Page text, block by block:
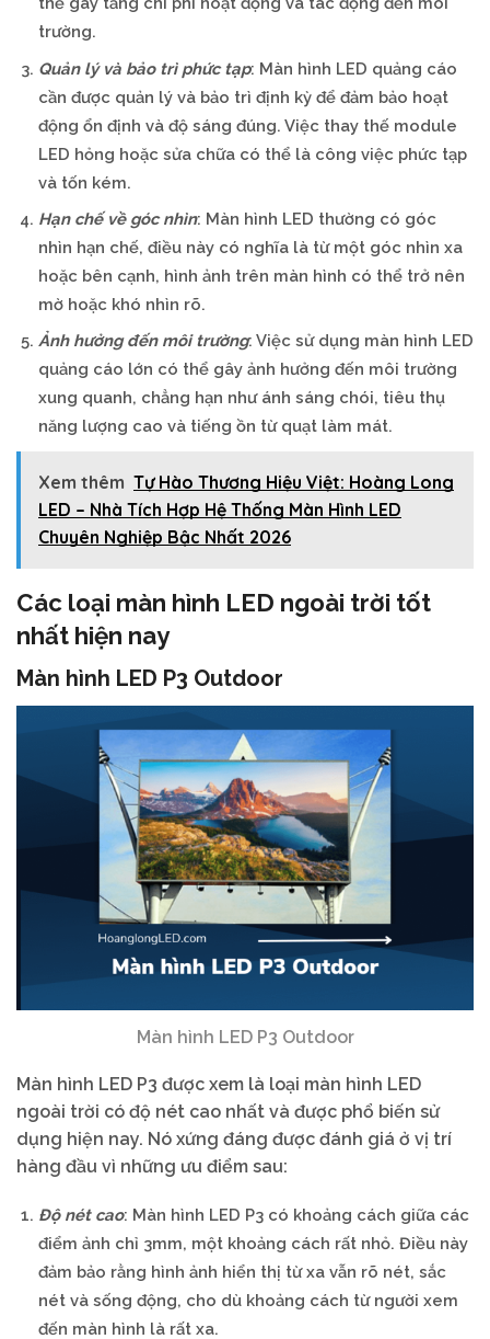
trường.
Quản lý và bảo trì phức tạp: Màn hình LED quảng cáo
cần được quản lý và bảo trì định kỳ để đảm bảo hoạt
động ổn định và độ sáng đúng. Việc thay thế module
LED hỏng hoặc sửa chữa có thể là công việc phức tạp
và tốn kém.
Hạn chế về góc nhìn: Màn hình LED thường có góc
nhìn hạn chế, điều này có nghĩa là từ một góc nhìn xa
hoặc bên cạnh, hình ảnh trên màn hình có thể trở nên
mờ hoặc khó nhìn rõ.
Ảnh hưởng đến môi trường: Việc sử dụng màn hình LED
quảng cáo lớn có thể gây ảnh hưởng đến môi trường
xung quanh, chẳng hạn như ánh sáng chói, tiêu thụ
năng lượng cao và tiếng ồn từ quạt làm mát.
Xem thêm Tự Hào Thương Hiệu Việt: Hoàng Long
LED – Nhà Tích Hợp Hệ Thống Màn Hình LED
Chuyên Nghiệp Bậc Nhất 2026
Các loại màn hình LED ngoài trời tốt
nhất hiện nay
Màn hình LED P3 Outdoor
Màn hình LED P3 Outdoor
Màn hình LED P3 được xem là loại màn hình LED
ngoài trời có độ nét cao nhất và được phổ biến sử
dụng hiện nay. Nó xứng đáng được đánh giá ở vị trí
hàng đầu vì những ưu điểm sau:
Độ nét cao: Màn hình LED P3 có khoảng cách giữa các
điểm ảnh chỉ 3mm, một khoảng cách rất nhỏ. Điều này
đảm bảo rằng hình ảnh hiển thị từ xa vẫn rõ nét, sắc
nét và sống động, cho dù khoảng cách từ người xem
đến màn hình là rất xa.